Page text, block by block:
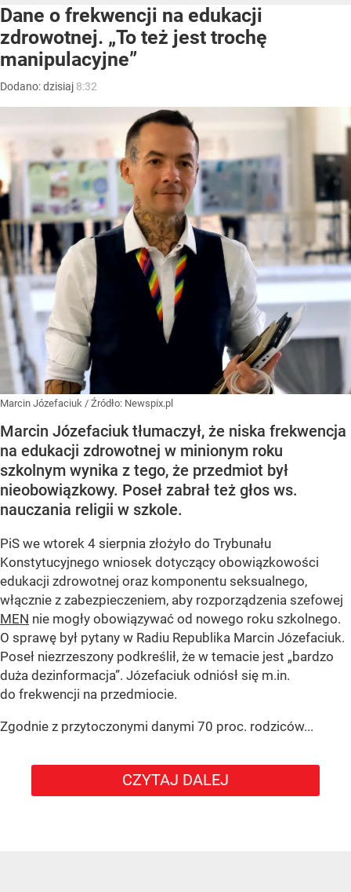
Dane o frekwencji na edukacji
zdrowotnej. „To też jest trochę
manipulacyjne”
Dodano:dzisiaj 8:32
Marcin Józefaciuk / Źródło: Newspix.pl
Marcin Józefaciuk tłumaczył, że niska frekwencja
na edukacji zdrowotnej w minionym roku
szkolnym wynika z tego, że przedmiot był
nieobowiązkowy. Poseł zabrał też głos ws.
nauczania religii w szkole.
PiS we wtorek 4 sierpnia złożyło do Trybunału
Konstytucyjnego wniosek dotyczący obowiązkowości
edukacji zdrowotnej oraz komponentu seksualnego,
włącznie z zabezpieczeniem, aby rozporządzenia szefowej
MEN nie mogły obowiązywać od nowego roku szkolnego.
O sprawę był pytany w Radiu Republika Marcin Józefaciuk.
Poseł niezrzeszony podkreślił, że w temacie jest „bardzo
duża dezinformacja”. Józefaciuk odniósł się m.in.
do frekwencji na przedmiocie.
Zgodnie z przytoczonymi danymi 70 proc. rodziców...
CZYTAJ DALEJ